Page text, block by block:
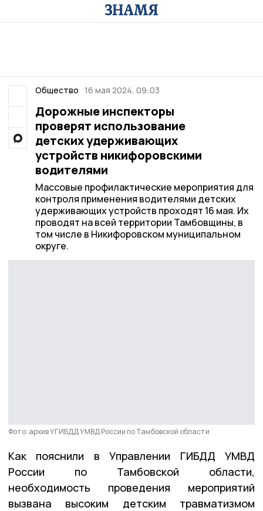
Общество 16 мая 2024, 09:03
Дорожные инспекторы
проверят использование
детских удерживающих
устройств никифоровскими
водителями
Массовые профилактические мероприятия для
контроля применения водителями детских
удерживающих устройств проходят 16 мая. Их
проводят на всей территории Тамбовщины, в
том числе в Никифоровском муниципальном
округе.
Фото: архив УГИБДД УМВД России по Тамбовской области
Как пояснили в Управлении ГИБДД УМВД
России по Тамбовской области,
необходимость проведения мероприятий
вызвана высоким детским травматизмом